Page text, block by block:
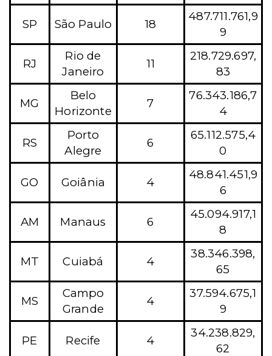
SP São Paulo 18
487.711.761,9
9
RJ
Rio de
Janeiro
11
218.729.697,
83
MG
Belo
Horizonte
7
76.343.186,7
4
RS
Porto
Alegre
6
65.112.575,4
0
GO Goiânia 4
48.841.451,9
6
AM Manaus 6
45.094.917,1
8
MT Cuiabá 4
38.346.398,
65
MS
Campo
Grande
4
37.594.675,1
9
PE Recife 4
34.238.829,
62